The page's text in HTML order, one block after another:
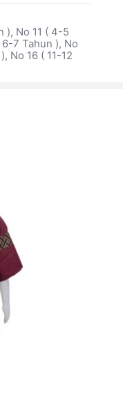
), No 11 ( 4-5
7 Tahun ), No
No 16 ( 11-12